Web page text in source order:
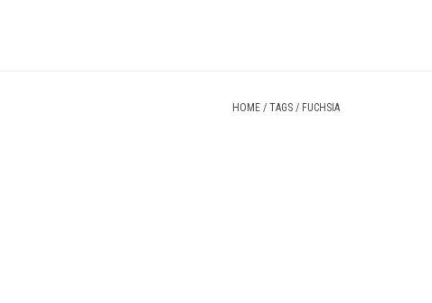
HOME / TAGS / FUCHSIA